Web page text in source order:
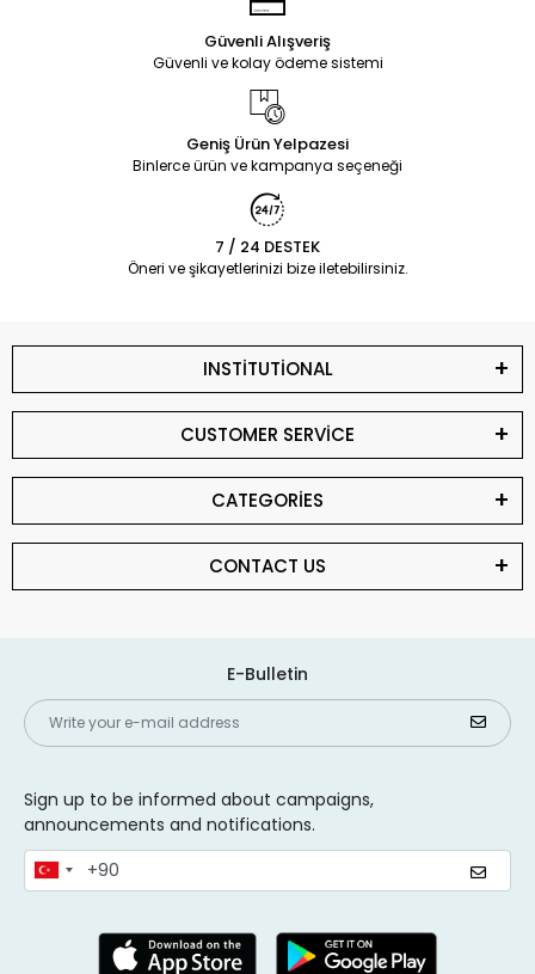
Güvenli Alışveriş
Güvenli ve kolay ödeme sistemi
Geniş Ürün Yelpazesi
Binlerce ürün ve kampanya seçeneği
7 / 24 DESTEK
Öneri ve şikayetlerinizi bize iletebilirsiniz.
INSTİTUTİONAL
CUSTOMER SERVİCE
CATEGORİES
CONTACT US
E-Bulletin
Sign up to be informed about campaigns,
announcements and notifications.